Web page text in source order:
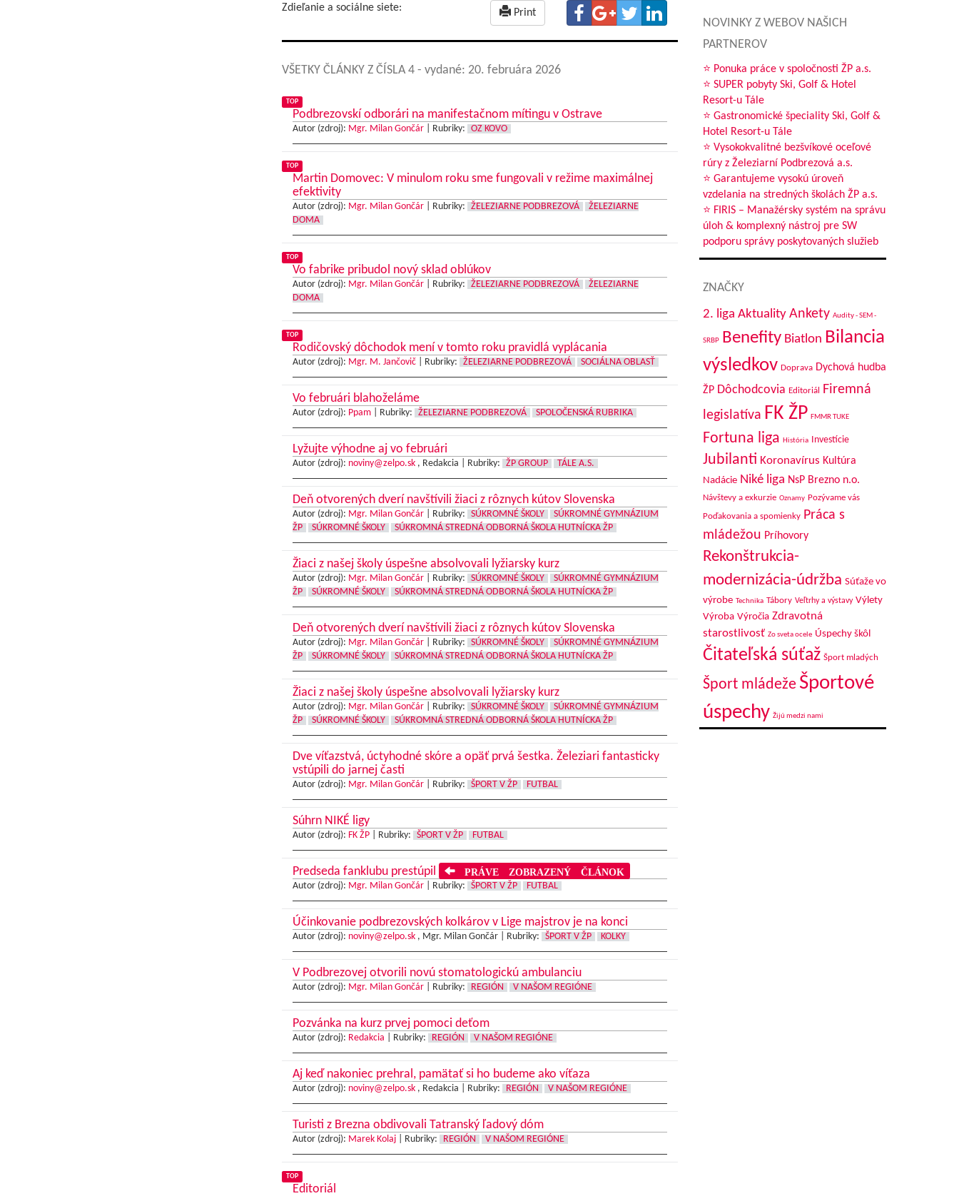
Zdieľanie a sociálne siete: Print
VŠETKY ČLÁNKY Z ČÍSLA 4 - vydané: 20. februára 2026
TOP
Podbrezovskí odborári na manifestačnom mítingu v Ostrave
Autor (zdroj): Mgr. Milan Gončár| Rubriky: OZ KOVO
TOP
Martin Domovec: V minulom roku sme fungovali v režime maximálnej
efektivity
Autor (zdroj): Mgr. Milan Gončár| Rubriky: ŽELEZIARNE PODBREZOVÁ
ŽELEZIARNE
DOMA
TOP
Vo fabrike pribudol nový sklad oblúkov
Autor (zdroj): Mgr. Milan Gončár| Rubriky: ŽELEZIARNE PODBREZOVÁ
ŽELEZIARNE
DOMA
TOP
Rodičovský dôchodok mení v tomto roku pravidlá vyplácania
Autor (zdroj): Mgr. M. Jančovič| Rubriky: ŽELEZIARNE PODBREZOVÁ SOCIÁLNA OBLASŤ
Vo februári blahoželáme
Autor (zdroj): Ppam| Rubriky: ŽELEZIARNE PODBREZOVÁ SPOLOČENSKÁ RUBRIKA
Lyžujte výhodne aj vo februári
Autor (zdroj): noviny@zelpo.sk, Redakcia | Rubriky: ŽP GROUP TÁLE A.S.
Deň otvorených dverí navštívili žiaci z rôznych kútov Slovenska
Autor (zdroj): Mgr. Milan Gončár| Rubriky: SÚKROMNÉ ŠKOLY
SÚKROMNÉ GYMNÁZIUM
ŽP
SÚKROMNÉ ŠKOLY SÚKROMNÁ STREDNÁ ODBORNÁ ŠKOLA HUTNÍCKA ŽP
Žiaci z našej školy úspešne absolvovali lyžiarsky kurz
Autor (zdroj): Mgr. Milan Gončár| Rubriky: SÚKROMNÉ ŠKOLY
SÚKROMNÉ GYMNÁZIUM
ŽP
SÚKROMNÉ ŠKOLY SÚKROMNÁ STREDNÁ ODBORNÁ ŠKOLA HUTNÍCKA ŽP
Deň otvorených dverí navštívili žiaci z rôznych kútov Slovenska
Autor (zdroj): Mgr. Milan Gončár| Rubriky: SÚKROMNÉ ŠKOLY
SÚKROMNÉ GYMNÁZIUM
ŽP
SÚKROMNÉ ŠKOLY SÚKROMNÁ STREDNÁ ODBORNÁ ŠKOLA HUTNÍCKA ŽP
Žiaci z našej školy úspešne absolvovali lyžiarsky kurz
Autor (zdroj): Mgr. Milan Gončár| Rubriky: SÚKROMNÉ ŠKOLY
SÚKROMNÉ GYMNÁZIUM
ŽP
SÚKROMNÉ ŠKOLY SÚKROMNÁ STREDNÁ ODBORNÁ ŠKOLA HUTNÍCKA ŽP
Dve víťazstvá, úctyhodné skóre a opäť prvá šestka. Železiari fantasticky
vstúpili do jarnej časti
Autor (zdroj): Mgr. Milan Gončár| Rubriky: ŠPORT V ŽP FUTBAL
Súhrn NIKÉ ligy
Autor (zdroj): FK ŽP| Rubriky: ŠPORT V ŽP FUTBAL
Predseda fanklubu prestúpil PRÁVE ZOBRAZENÝ ČLÁNOK
Autor (zdroj): Mgr. Milan Gončár| Rubriky: ŠPORT V ŽP FUTBAL
Účinkovanie podbrezovských kolkárov v Lige majstrov je na konci
Autor (zdroj): noviny@zelpo.sk, Mgr. Milan Gončár | Rubriky: ŠPORT V ŽP KOLKY
V Podbrezovej otvorili novú stomatologickú ambulanciu
Autor (zdroj): Mgr. Milan Gončár| Rubriky: REGIÓN V NAŠOM REGIÓNE
Pozvánka na kurz prvej pomoci deťom
Autor (zdroj): Redakcia Rubriky: REGIÓN V NAŠOM REGIÓNE
Aj keď nakoniec prehral, pamätať si ho budeme ako víťaza
Autor (zdroj): noviny@zelpo.sk, Redakcia | Rubriky: REGIÓN V NAŠOM REGIÓNE
Turisti z Brezna obdivovali Tatranský ľadový dóm
Autor (zdroj): Marek Kolaj| Rubriky: REGIÓN V NAŠOM REGIÓNE
TOP
Editoriál
NOVINKY Z WEBOV NAŠICH
PARTNEROV
⭐ Ponuka práce v spoločnosti ŽP a.s.
⭐ SUPER pobyty Ski, Golf & Hotel
Resort-u Tále
⭐ Gastronomické špeciality Ski, Golf &
Hotel Resort-u Tále
⭐ Vysokokvalitné bezšvíkové oceľové
rúry z Železiarní Podbrezová a.s.
⭐ Garantujeme vysokú úroveň
vzdelania na stredných školách ŽP a.s.
⭐ FIRIS – Manažérsky systém na správu
úloh & komplexný nástroj pre SW
podporu správy poskytovaných služieb
ZNAČKY
2. liga Aktuality Ankety Audity - SEM -
SRBP Benefity Biatlon Bilancia
výsledkov Doprava Dychová hudba
ŽP Dôchodcovia Editoriál
Firemná
legislatíva FK ŽP FMMR TUKE
Fortuna liga História Investície
Jubilanti Koronavírus Kultúra
Nadácie Niké liga NsP Brezno n.o.
Návštevy a exkurzie Oznamy Pozývame vás
Poďakovania a spomienky Práca s
mládežou Príhovory
Rekonštrukcia-
modernizácia-údržba Súťaže vo
výrobe Technika Tábory Veľtrhy a výstavy Výlety
Výroba Výročia Zdravotná
starostlivosť Zo sveta ocele Úspechy škôl
Čitateľská súťaž Šport mladých
Šport mládeže Športové
úspechy Žijú medzi nami